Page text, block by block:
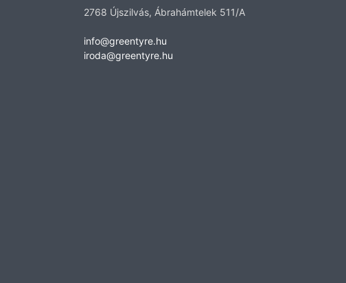
2768 Újszilvás, Ábrahámtelek 511/A
info@greentyre.hu
iroda@greentyre.hu